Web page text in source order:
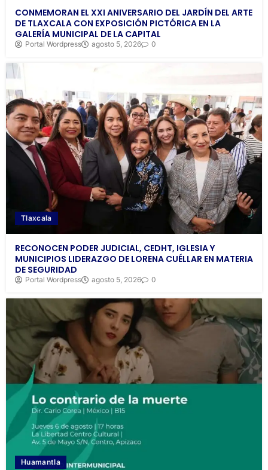
CONMEMORAN EL XXI ANIVERSARIO DEL JARDÍN DEL ARTE
DE TLAXCALA CON EXPOSICIÓN PICTÓRICA EN LA
GALERÍA MUNICIPAL DE LA CAPITAL
Portal Wordpress agosto 5, 2026 0
Tlaxcala
RECONOCEN PODER JUDICIAL, CEDHT, IGLESIA Y
MUNICIPIOS LIDERAZGO DE LORENA CUÉLLAR EN MATERIA
DE SEGURIDAD
Portal Wordpress agosto 5, 2026 0
Huamantla